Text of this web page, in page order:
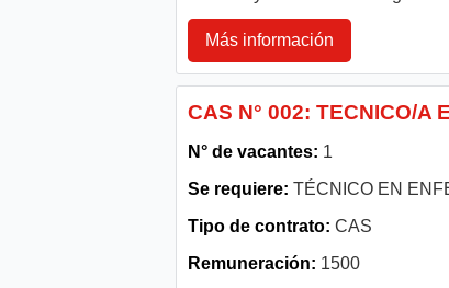
Más información
CAS N° 002: TECNICO/A
N° de vacantes: 1
Se requiere: TÉCNICO EN
Tipo de contrato: CAS
Remuneración: 1500